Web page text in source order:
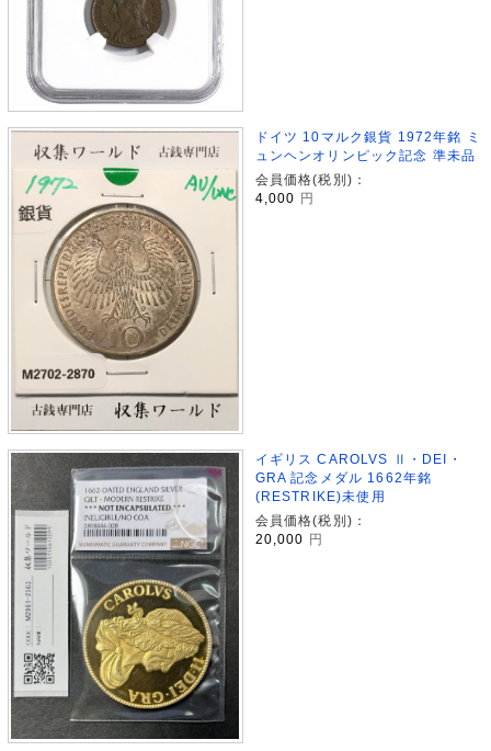
ドイツ 10マルク銀貨 1972年銘 ミ
ュンヘンオリンピック記念 準未品
会員価格(税別)：
4,000
円
イギリス CAROLVS Ⅱ・DEI・
GRA 記念メダル 1662年銘
(RESTRIKE)未使用
会員価格(税別)：
20,000
円